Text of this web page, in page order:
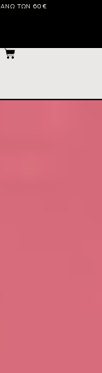
ΆΝΩ ΤΩΝ 60€